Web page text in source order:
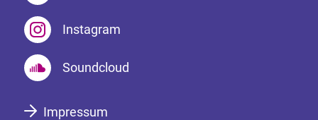
Instagram
Soundcloud
Impressum